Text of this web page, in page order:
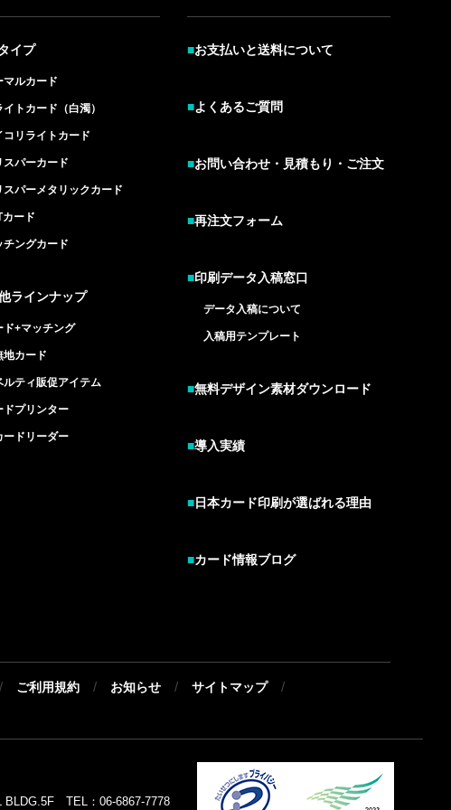
イプ
マルカード
イトカード（白濁）
コリライトカード
スパーカード
スパーメタリックカード
カード
チングカード
ラインナップ
ド+マッチング
地カード
ルティ販促アイテム
ドプリンター
ードリーダー
■お支払いと送料について
■よくあるご質問
■お問い合わせ・見積もり・ご注文
■再注文フォーム
■印刷データ入稿窓口
データ入稿について
入稿用テンプレート
■無料デザイン素材ダウンロード
■導入実績
■日本カード印刷が選ばれる理由
■カード情報ブログ
/ ご利用規約 / お知らせ / サイトマップ
/
BLDG.5F TEL：06-6867-7778